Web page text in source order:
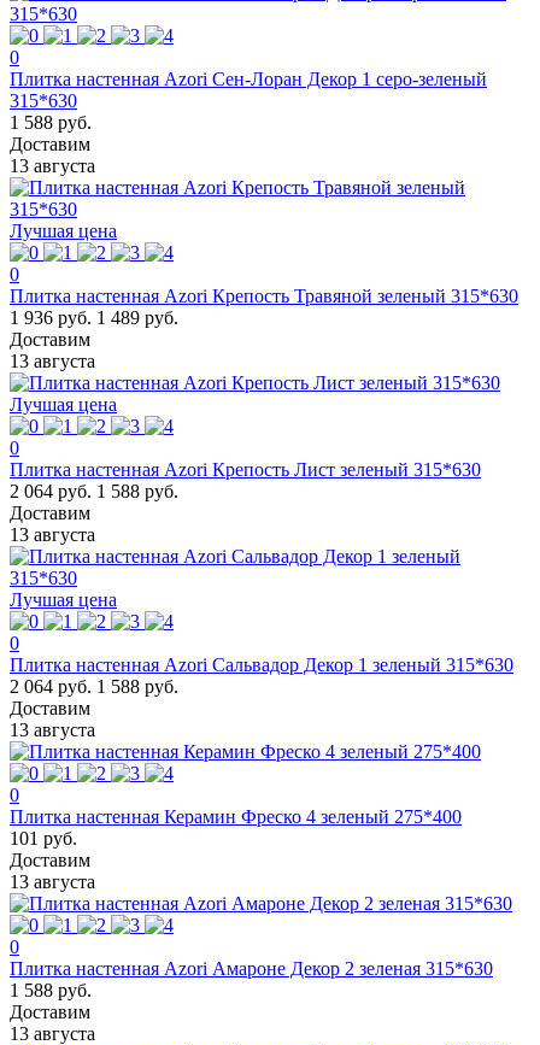
0
Плитка настенная Azori Сен-Лоран Декор 1 серо-зеленый
315*630
1 588 руб.
Доставим
13 августа
Лучшая цена
0
Плитка настенная Azori Крепость Травяной зеленый 315*630
1 936 руб. 1 489 руб.
Доставим
13 августа
Лучшая цена
0
Плитка настенная Azori Крепость Лист зеленый 315*630
2 064 руб. 1 588 руб.
Доставим
13 августа
Лучшая цена
0
Плитка настенная Azori Сальвадор Декор 1 зеленый 315*630
2 064 руб. 1 588 руб.
Доставим
13 августа
0
Плитка настенная Керамин Фреско 4 зеленый 275*400
101 руб.
Доставим
13 августа
0
Плитка настенная Azori Амароне Декор 2 зеленая 315*630
1 588 руб.
Доставим
13 августа